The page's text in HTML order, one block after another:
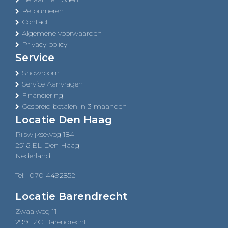
Retourneren
Contact
Algemene voorwaarden
Privacy policy
Service
Showroom
Service Aanvragen
Financiering
Gespreid betalen in 3 maanden
Locatie Den Haag
Rijswijkseweg 184
2516 EL Den Haag
Nederland
Tel: 070 4492852
Locatie Barendrecht
Zwaalweg 11
2991 ZC Barendrecht